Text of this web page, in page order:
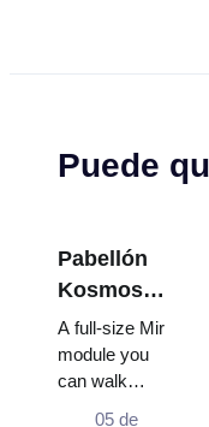
Puede
Pabellón
Kosmos
en VDNKh:
Dentro de
la
Exposición
A full-size Mir
module you
can walk
05 de